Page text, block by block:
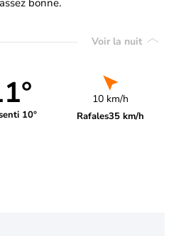
Voir la nuit
10°
10 km/h
Rafales35 km/h